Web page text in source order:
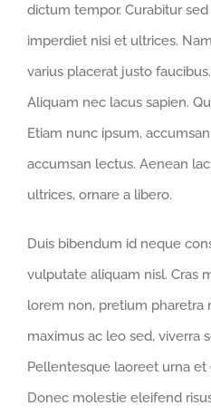
dictum tempor. Curabitur
imperdiet nisi et ultrices.
varius placerat justo
Aliquam nec lacus sapien.
Etiam nunc ipsum,
accumsan lectus. Aenean
ultrices, ornare a libero.
Duis bibendum id neque
vulputate aliquam nisl. Cras
lorem non, pretium pharetra
maximus ac leo sed, viverra
Pellentesque laoreet urna
Donec molestie eleifend